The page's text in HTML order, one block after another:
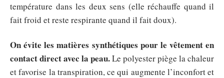
température dans les deux sens (elle réchauffe quand il
fait froid et reste respirante quand il fait doux).
On évite les matières synthétiques pour le vêtement en
contact direct avec la peau.Le polyester piège la chaleur
et favorise la transpiration, ce qui augmente l’inconfort et